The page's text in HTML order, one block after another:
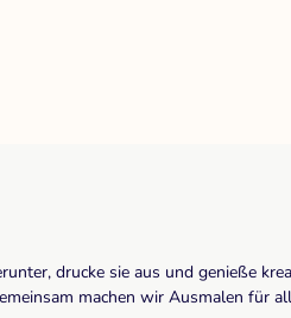
drucke sie aus und genieße
machen wir Ausmalen für